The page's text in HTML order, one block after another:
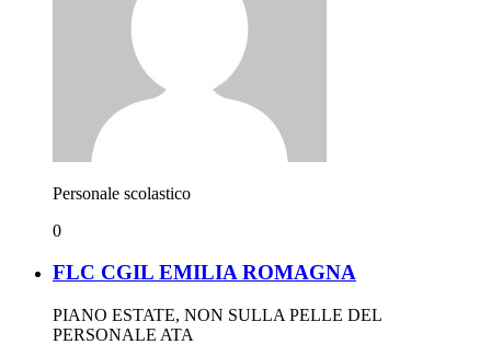
Personale scolastico
0
FLC CGIL EMILIA ROMAGNA
PIANO ESTATE, NON SULLA PELLE DEL
PERSONALE ATA